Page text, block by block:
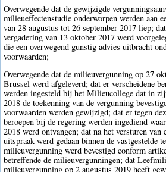
Overwegende dat de gewijzigde
milieueffectenstudie onderworpen werden aan
van 28 augustus tot 26 september 2017 liep;
vergadering van 13 oktober 2017 werd
die een overwegend gunstig advies uitbracht
voorwaarden;
Overwegende dat de milieuvergunning op 27
Brussel werd afgeleverd; dat er verscheidene
werden ingesteld bij het Milieucollege dat in
2018 de toekenning van de vergunning
voorwaarden werden gewijzigd; dat er tegen
beroepen bij de regering werden ingediend
2018 werd ontvangen; dat na het versturen van
uitspraak werd gedaan binnen de vastgestelde
milieuvergunning werd bevestigd conform
betreffende de milieuvergunningen; dat
milieuvergunning op 2 augustus 2019 heeft